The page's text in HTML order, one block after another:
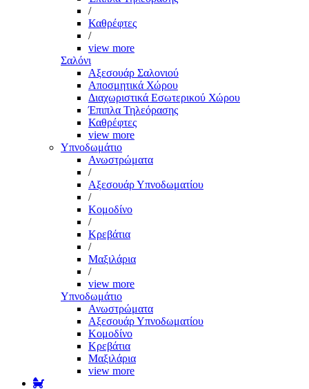
/
Καθρέφτες
/
view more
Σαλόνι
Αξεσουάρ Σαλονιού
Αποσμητικά Χώρου
Διαχωριστικά Εσωτερικού Χώρου
Έπιπλα Τηλεόρασης
Καθρέφτες
view more
Υπνοδωμάτιο
Ανωστρώματα
/
Αξεσουάρ Υπνοδωματίου
/
Κομοδίνο
/
Κρεβάτια
/
Μαξιλάρια
/
view more
Υπνοδωμάτιο
Ανωστρώματα
Αξεσουάρ Υπνοδωματίου
Κομοδίνο
Κρεβάτια
Μαξιλάρια
view more